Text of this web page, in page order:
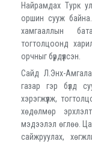
Найрамдах Турк
оршин сууж
хамгааллын
тогтолцоонд
орчныг бүрдүүлсэн.
Сайд Л.Энх-
газар гэр бүлд
хэрэгжүүлж,
хөдөлмөр
мэдээлэл өглөө.
сайжруулах,